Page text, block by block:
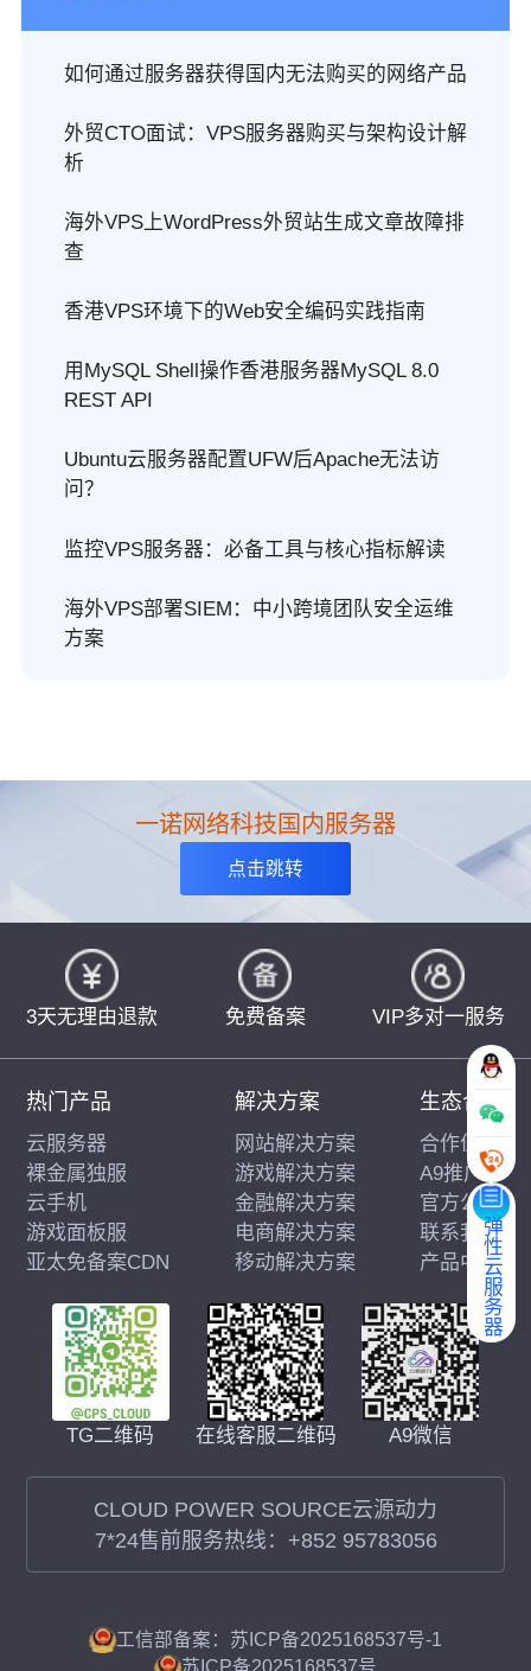
如何通过服务器获得国内无法购买的网络产品
外贸CTO面试：VPS服务器购买与架构设计解
析
海外VPS上WordPress外贸站生成文章故障排
查
香港VPS环境下的Web安全编码实践指南
用MySQL Shell操作香港服务器MySQL 8.0
REST API
Ubuntu云服务器配置UFW后Apache无法访
问？
监控VPS服务器：必备工具与核心指标解读
海外VPS部署SIEM：中小跨境团队安全运维
方案
弹性云服务器
一诺网络科技国内服务器
点击跳转
3天无理由退款 免费备案 VIP多对一服务
TG二维码 在线客服二维码 A9微信
CLOUD POWER SOURCE云源动力
7*24售前服务热线： +852 95783056
热门产品
云服务器
裸金属独服
云手机
游戏面板服
亚太免备案CDN
解决方案
网站解决方案
游戏解决方案
金融解决方案
电商解决方案
移动解决方案
生态合作
合作伙伴
A9推广
官方公告
联系我们
产品中心
工信部备案：苏ICP备2025168537号-1
苏ICP备2025168537号